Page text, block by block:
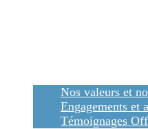
Nos valeurs et
Engagements et
Témoignages